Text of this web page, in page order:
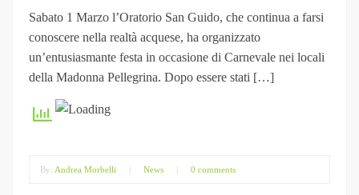
Sabato 1 Marzo l’Oratorio San Guido, che continua a farsi
conoscere nella realtà acquese, ha organizzato
un’entusiasmante festa in occasione di Carnevale nei locali
della Madonna Pellegrina. Dopo essere stati […]
By: Andrea Morbelli News 0 comments